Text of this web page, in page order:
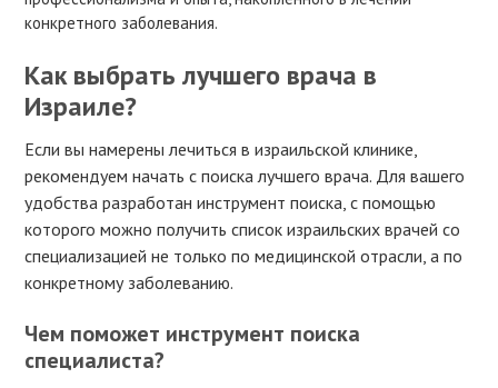
конкретного заболевания.
Как выбрать лучшего врача в
Израиле?
Если вы намерены лечиться в израильской клинике,
рекомендуем начать с поиска лучшего врача. Для вашего
удобства разработан инструмент поиска, с помощью
которого можно получить список израильских врачей со
специализацией не только по медицинской отрасли, а по
конкретному заболеванию.
Чем поможет инструмент поиска
специалиста?